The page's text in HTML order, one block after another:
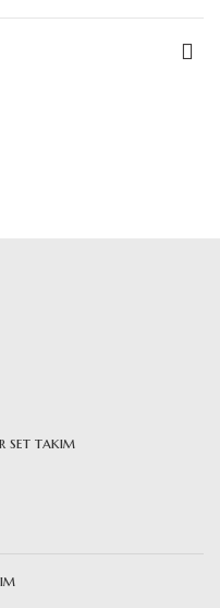
set takım